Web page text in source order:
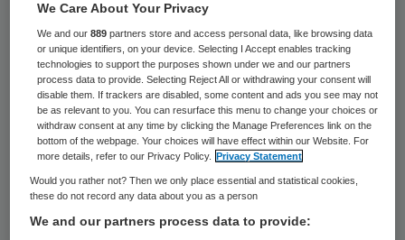
Henk Reimert is per 1 januari 2018 benoemd
tot lid van de raad van toezicht van Atlant.
Dit maakte de zorgorganisatie dinsdag
bekend.
Reimert is eigenaar van Kamiano Executive,
We Care About Your Privacy
We and our889 partners store and access personal data, like browsing data
or unique identifiers, on your device. Selecting I Accept enables tracking
technologies to support the purposes shown under we and our partners
process data to provide. Selecting Reject All or withdrawing your consent will
disable them. If trackers are disabled, some content and ads you see may not
be as relevant to you. You can resurface this menu to change your choices or
withdraw consent at any time by clicking the Manage Preferences link on the
bottom of the webpage. Your choices will have effect within our Website. For
more details, refer to our Privacy Policy.
Privacy Statement
Would you rather not? Then we only place essential and statistical cookies,
these do not record any data about you as a person
We and our partners process data to provide: